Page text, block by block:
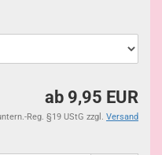
ab 9,95 EUR
Reg. §19 UStG zzgl. Versand